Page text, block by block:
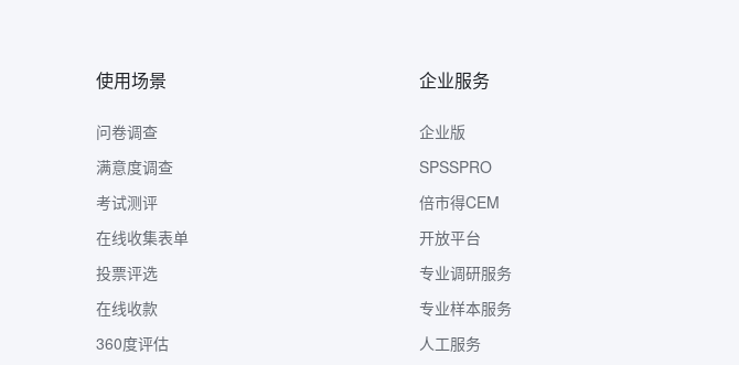
使用场景
问卷调查
满意度调查
考试测评
在线收集表单
投票评选
在线收款
360度评估
企业服务
企业版
SPSSPRO
倍市得CEM
开放平台
专业调研服务
专业样本服务
人工服务